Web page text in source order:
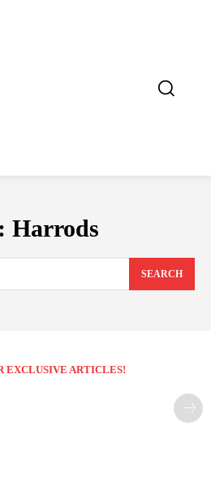
Harrods
SEARCH
EXCLUSIVE ARTICLES!